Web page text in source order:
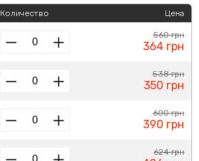
Количество Цена
560 грн
364 грн
538 грн
350 грн
600 грн
390 грн
624 грн